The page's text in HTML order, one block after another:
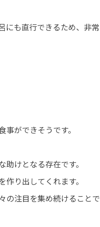
にも直行できるため、非常
ができそうです。
けとなる存在です。
り出してくれます。
の注目を集め続けることで